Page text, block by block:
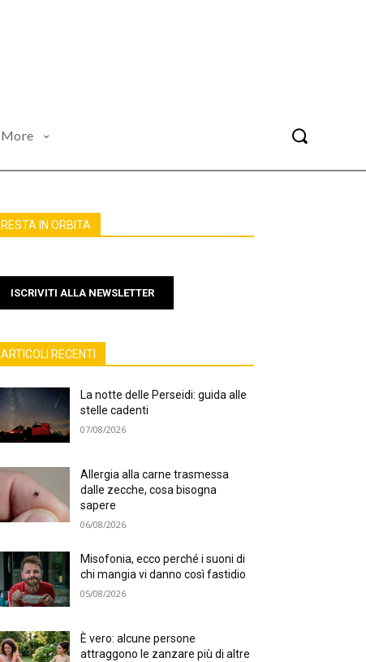
More
RESTA IN ORBITA
ISCRIVITI ALLA NEWSLETTER
ARTICOLI RECENTI
La notte delle Perseidi: guida alle
stelle cadenti
07/08/2026
Allergia alla carne trasmessa
dalle zecche, cosa bisogna
sapere
06/08/2026
Misofonia, ecco perché i suoni di
chi mangia vi danno così fastidio
05/08/2026
È vero: alcune persone
attraggono le zanzare più di altre